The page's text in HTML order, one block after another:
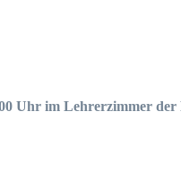
Uhr im Lehrerzimmer